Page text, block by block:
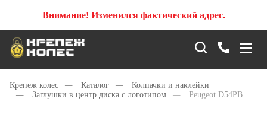
Внимание! Изменился фактический адрес.
Крепеж колес — Каталог —
Колпачки и наклейки
—
Заглушки в центр диска с логотипом — Peugeot D54PB